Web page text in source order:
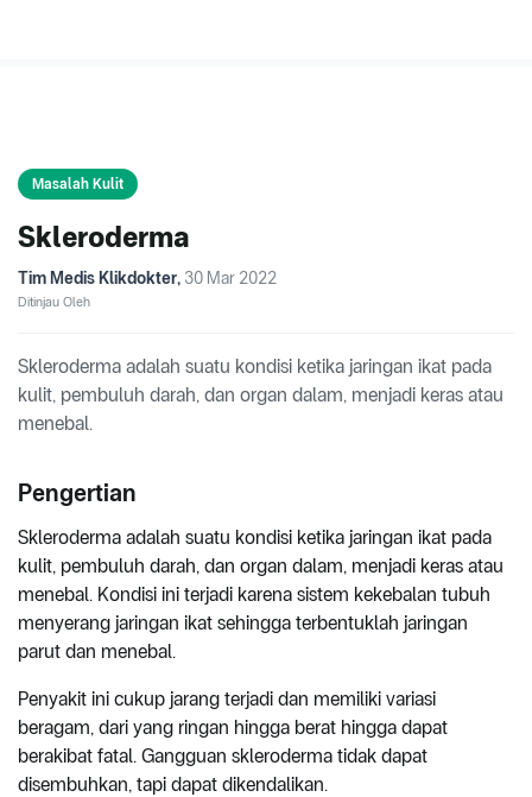
Masalah Kulit
Skleroderma
Tim Medis Klikdokter, 30 Mar 2022
Ditinjau Oleh
Skleroderma adalah suatu kondisi ketika jaringan ikat pada
kulit, pembuluh darah, dan organ dalam, menjadi keras atau
menebal.
Pengertian
Skleroderma adalah suatu kondisi ketika jaringan ikat pada
kulit, pembuluh darah, dan organ dalam, menjadi keras atau
menebal. Kondisi ini terjadi karena sistem kekebalan tubuh
menyerang jaringan ikat sehingga terbentuklah jaringan
parut dan menebal.
Penyakit ini cukup jarang terjadi dan memiliki variasi
beragam, dari yang ringan hingga berat hingga dapat
berakibat fatal. Gangguan skleroderma tidak dapat
disembuhkan, tapi dapat dikendalikan.